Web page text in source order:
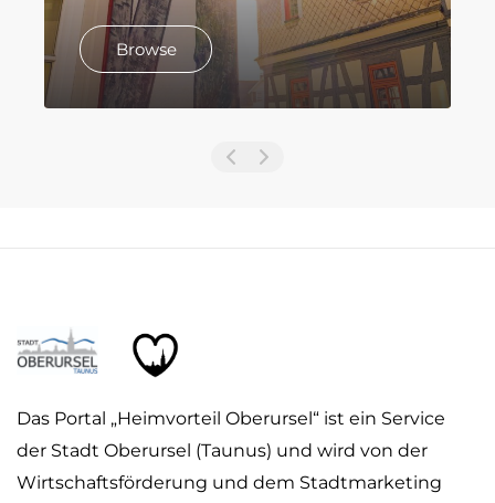
Browse
Das Portal „Heimvorteil Oberursel“ ist ein Service
der Stadt Oberursel (Taunus) und wird von der
Wirtschaftsförderung und dem Stadtmarketing